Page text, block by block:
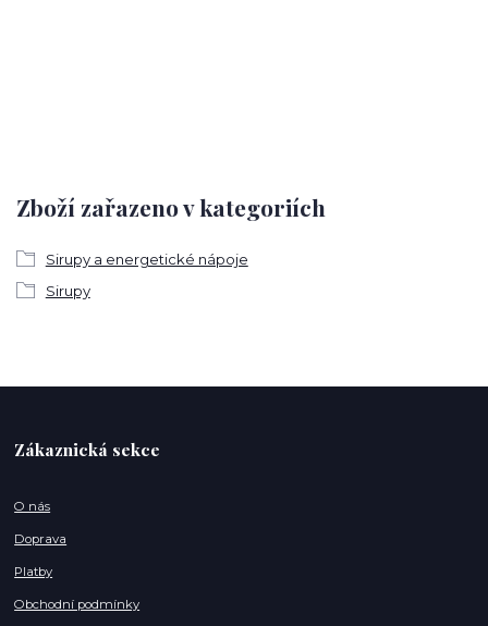
Zboží zařazeno v kategoriích
Sirupy a energetické nápoje
Sirupy
Zákaznická sekce
O nás
Doprava
Platby
Obchodní podmínky